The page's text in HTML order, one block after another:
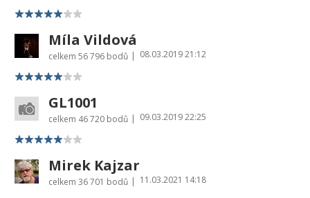
Míla Vildová
celkem 56 796 bodů | 08.03.2019 21:12
GL1001
celkem 46 720 bodů | 09.03.2019 22:25
Mirek Kajzar
celkem 36 701 bodů | 11.03.2021 14:18